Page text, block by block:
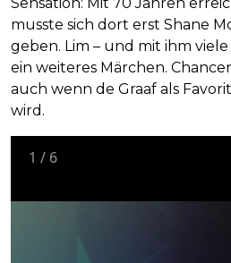
musste sich dort erst Shane
geben. Lim – und mit ihm
ein weiteres Märchen.
auch wenn de Graaf als
wird.
1 / 6